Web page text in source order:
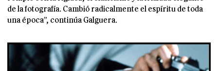
de la fotografía. Cambió radicalmente el espíritu de toda
una época”, continúa Galguera.